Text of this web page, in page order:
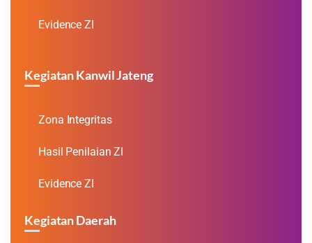
Evidence ZI
Kegiatan Kanwil Jateng
Zona Integritas
Hasil Penilaian ZI
Evidence ZI
Kegiatan Daerah